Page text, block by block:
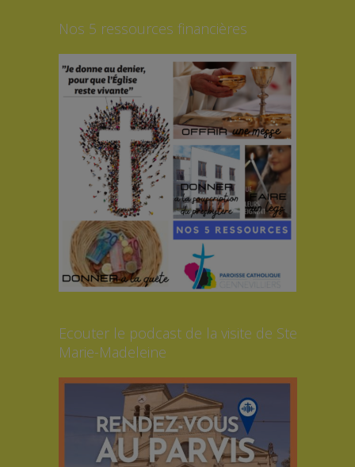
Nos 5 ressources financières
Ecouter le podcast de la visite de Ste
Marie-Madeleine